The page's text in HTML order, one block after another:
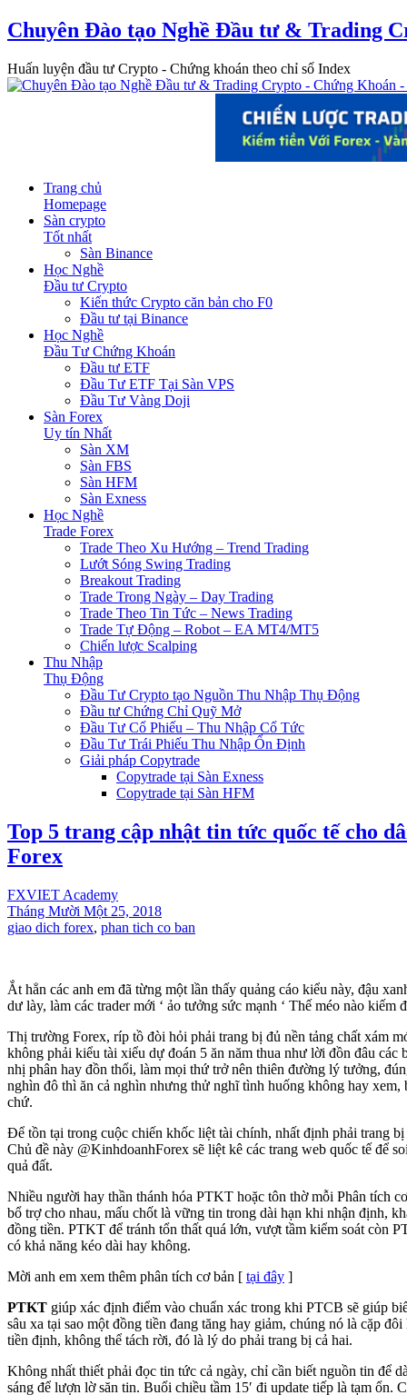
Chuyên Đào tạo Nghề Đầu tư & Trading
Huấn luyện đầu tư Crypto - Chứng khoán theo chỉ số Index
Trang chủ
Homepage
Sàn crypto
Tốt nhất
Sàn Binance
Học Nghề
Đầu tư Crypto
Kiến thức Crypto căn bản cho F0
Đầu tư tại Binance
Học Nghề
Đầu Tư Chứng Khoán
Đầu tư ETF
Đầu Tư ETF Tại Sàn VPS
Đầu Tư Vàng Doji
Sàn Forex
Uy tín Nhất
Sàn XM
Sàn FBS
Sàn HFM
Sàn Exness
Học Nghề
Trade Forex
Trade Theo Xu Hướng – Trend Trading
Lướt Sóng Swing Trading
Breakout Trading
Trade Trong Ngày – Day Trading
Trade Theo Tin Tức – News Trading
Trade Tự Động – Robot – EA MT4/MT5
Chiến lược Scalping
Thu Nhập
Thụ Động
Đầu Tư Crypto tạo Nguồn Thu Nhập Thụ Động
Đầu tư Chứng Chỉ Quỹ Mở
Đầu Tư Cổ Phiếu – Thu Nhập Cổ Tức
Đầu Tư Trái Phiếu Thu Nhập Ổn Định
Giải pháp Copytrade
Copytrade tại Sàn Exness
Copytrade tại Sàn HFM
Top 5 trang cập nhật tin tức quốc tế cho
Forex
FXVIET Academy
Tháng Mười Một 25, 2018
giao dich forex, phan tich co ban
Ắt hẳn các anh em đã từng một lần thấy quảng cáo kiểu này, đậu
dư lày, làm các trader mới ‘ ảo tưởng sức mạnh ‘ Thế méo nào kiếm
Thị trường Forex, ríp tồ đòi hỏi phải trang bị đủ nền tảng chất xám
không phải kiểu tài xiểu dự đoán 5 ăn năm thua như lời đồn đâu các
nhị phân hay đồn thổi, làm mọi thứ trở nên thiên đường lý tưởng,
nghìn đô thì ăn cả nghìn nhưng thử nghĩ tình huống không hay xem,
chứ.
Để tồn tại trong cuộc chiến khốc liệt tài chính, nhất định phải trang
Chủ đề này @KinhdoanhForex sẽ liệt kê các trang web quốc tế để
quả đất.
Nhiều người hay thần thánh hóa PTKT hoặc tôn thờ mỗi Phân tích
bổ trợ cho nhau, mấu chốt là vững tin trong dài hạn khi nhận định,
đồng tiền. PTKT để tránh tổn thất quá lớn, vượt tầm kiểm soát còn
có khả năng kéo dài hay không.
Mời anh em xem thêm phân tích cơ bản [ tại đây ]
PTKT giúp xác định điểm vào chuẩn xác trong khi PTCB sẽ giúp
sâu xa tại sao một đồng tiền đang tăng hay giảm, chúng nó là cặp
tiền định, không thể tách rời, đó là lý do phải trang bị cả hai.
Không nhất thiết phải đọc tin tức cả ngày, chỉ cần biết nguồn tin để
sáng để lượn lờ săn tin. Buổi chiều tầm 15′ đi update tiếp là tạm ổn.